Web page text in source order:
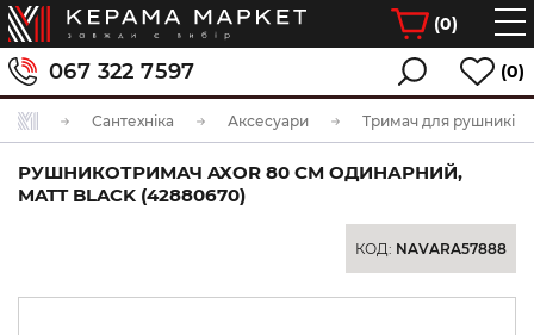
(0)
067 322 7597 (0)
Сантехніка Аксесуари Тримач для рушників
РУШНИКОТРИМАЧ AXOR 80 СМ ОДИНАРНИЙ,
MATT BLACK (42880670)
КОД: NAVARA57888